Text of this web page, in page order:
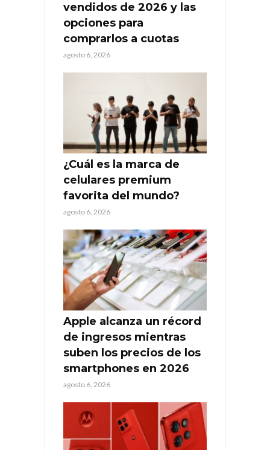
vendidos de 2026 y las
opciones para
comprarlos a cuotas
agosto 6, 2026
¿Cuál es la marca de
celulares premium
favorita del mundo?
agosto 6, 2026
Apple alcanza un récord
de ingresos mientras
suben los precios de los
smartphones en 2026
agosto 6, 2026